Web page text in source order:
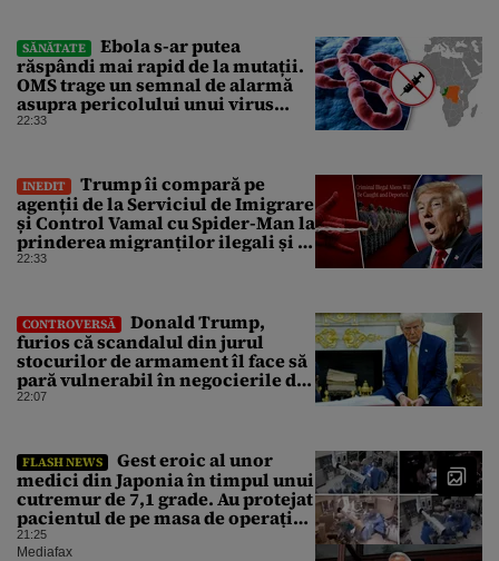
SĂNĂTATE
Ebola s-ar putea
răspândi mai rapid de la mutații.
OMS trage un semnal de alarmă
asupra pericolului unui virus
pentru care nu există vaccin
22:33
INEDIT
Trump îi compară pe
agenții de la Serviciul de Imigrare
și Control Vamal cu Spider-Man la
prinderea migranților ilegali și a
infractorilor
22:33
CONTROVERSĂ
Donald Trump,
furios că scandalul din jurul
stocurilor de armament îl face să
pară vulnerabil în negocierile de
pace cu Iranul
22:07
FLASH NEWS
Gest eroic al unor
medici din Japonia în timpul unui
cutremur de 7,1 grade. Au protejat
pacientul de pe masa de operație
cu propriile corpuri
21:25
Mediafax